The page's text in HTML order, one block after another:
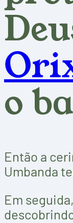
o
Então a
Umbanda
Em